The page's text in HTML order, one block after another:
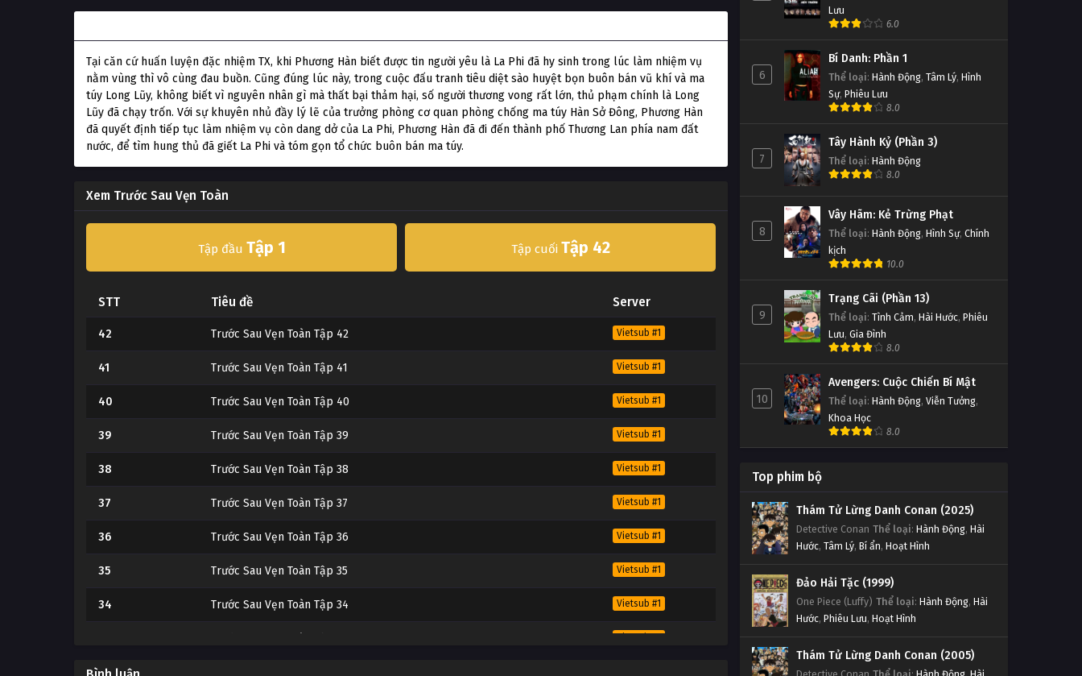
Tại căn cứ huấn luyện đặc nhiệm TX, khi Phương Hàn biết được tin người yêu là La Phi đã hy sinh trong lúc làm nhiệm vụ
nằm vùng thì vô cùng đau buồn. Cũng đúng lúc này, trong cuộc đấu tranh tiêu diệt sào huyệt bọn buôn bán vũ khí và ma
túy Long Lũy, không biết vì nguyên nhân gì mà thất bại thảm hại, số người thương vong rất lớn, thủ phạm chính là Long
Lũy đã chạy trốn. Với sự khuyên nhủ đầy lý lẽ của trưởng phòng cơ quan phòng chống ma túy Hàn Sở Đông, Phương Hàn
đã quyết định tiếp tục làm nhiệm vụ còn dang dở của La Phi, Phương Hàn đã đi đến thành phố Thương Lan phía nam đất
nước, để tìm hung thủ đã giết La Phi và tóm gọn tổ chức buôn bán ma túy.
Xem Trước Sau Vẹn Toàn
Tập đầu Tập 1 Tập cuối Tập 42
STT Tiêu đề Server
42 Trước Sau Vẹn Toàn Tập 42 Vietsub #1
41 Trước Sau Vẹn Toàn Tập 41 Vietsub #1
40 Trước Sau Vẹn Toàn Tập 40 Vietsub #1
39 Trước Sau Vẹn Toàn Tập 39 Vietsub #1
38 Trước Sau Vẹn Toàn Tập 38 Vietsub #1
37 Trước Sau Vẹn Toàn Tập 37 Vietsub #1
36 Trước Sau Vẹn Toàn Tập 36 Vietsub #1
35 Trước Sau Vẹn Toàn Tập 35 Vietsub #1
34 Trước Sau Vẹn Toàn Tập 34 Vietsub #1
Vietsub #1
32
Lưu
6.0
6
Bí Danh: Phần 1
Thể loại: Hành Động, Tâm Lý, Hình
Sự, Phiêu Lưu
8.0
7
Tây Hành Kỷ (Phần 3)
Thể loại: Hành Động
8.0
8
Vây Hãm: Kẻ Trừng Phạt
Thể loại: Hành Động, Hình Sự, Chính
kịch
10.0
9
Trạng Cãi (Phần 13)
Thể loại: Tình Cảm, Hài Hước, Phiêu
Lưu, Gia Đình
8.0
10
Avengers: Cuộc Chiến Bí Mật
Thể loại: Hành Động, Viễn Tưởng,
Khoa Học
8.0
Top phim bộ
Thám Tử Lừng Danh Conan (2025)
Detective Conan Thể loại: Hành Động, Hài
Hước, Tâm Lý, Bí ẩn, Hoạt Hình
Đảo Hải Tặc (1999)
One Piece (Luffy) Thể loại: Hành Động, Hài
Hước, Phiêu Lưu, Hoạt Hình
Thám Tử Lừng Danh Conan (2005)